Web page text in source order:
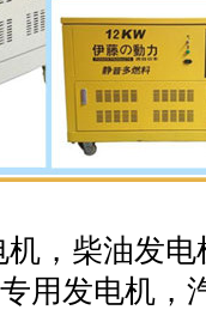
，柴油发
用发电机，